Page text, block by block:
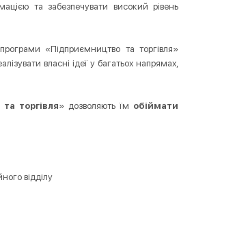
та забезпечувати високий рівень
«Підприємництво та торгівля»
власні ідеї у багатьох напрямах,
торгівля» дозволяють їм обіймати
відділу